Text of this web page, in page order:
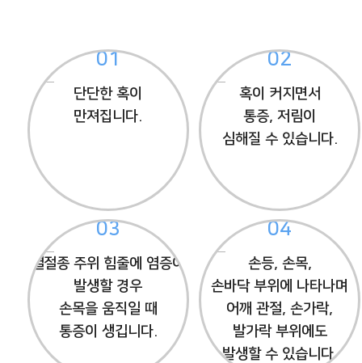
01
단단한 혹이
만져집니다.
02
혹이 커지면서
통증, 저림이
심해질 수 있습니다.
03
결절종 주위 힘줄에 염증이
발생할 경우
손목을 움직일 때
통증이 생깁니다.
04
손등, 손목,
손바닥 부위에 나타나며
어깨 관절, 손가락,
발가락 부위에도
발생할 수 있습니다.